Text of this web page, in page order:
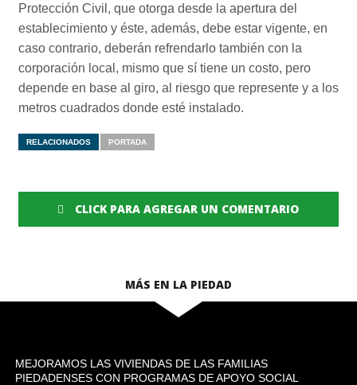
Protección Civil, que otorga desde la apertura del
establecimiento y éste, además, debe estar vigente, en
caso contrario, deberán refrendarlo también con la
corporación local, mismo que sí tiene un costo, pero
depende en base al giro, al riesgo que represente y a los
metros cuadrados donde esté instalado.
RELACIONADOS PORTADA
CLICK PARA AGREGAR UN COMENTARIO
MÁS EN LA PIEDAD
MEJORAMOS LAS VIVIENDAS DE LAS FAMILIAS
PIEDADENSES CON PROGRAMAS DE APOYO SOCIAL